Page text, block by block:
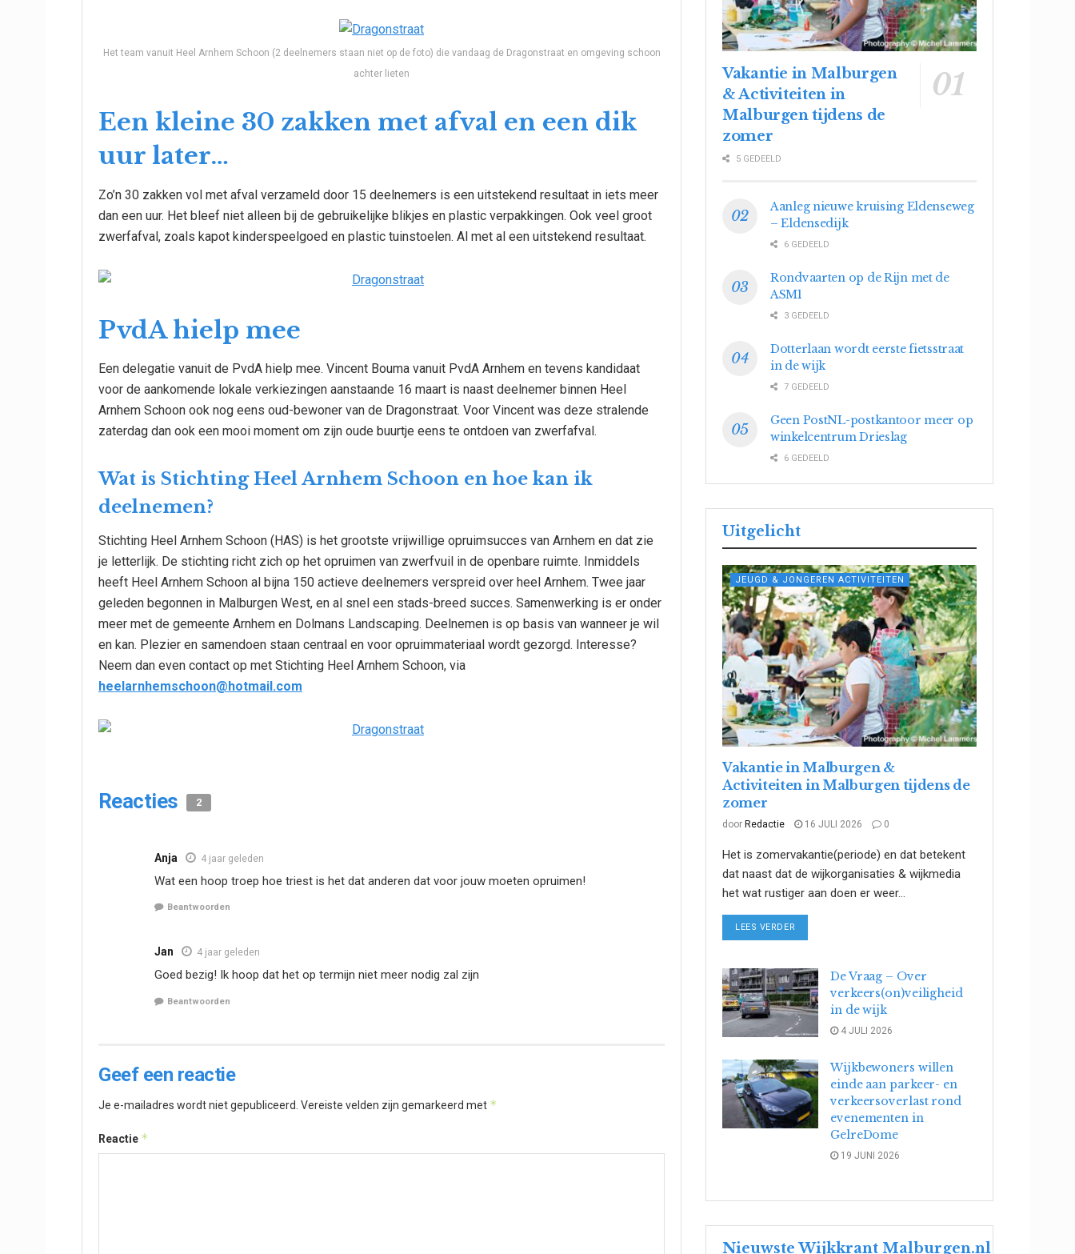
Het team vanuit Heel Arnhem Schoon (2 deelnemers staan niet op de foto) die vandaag de Dragonstraat en omgeving schoon
achter lieten
Een kleine 30 zakken met afval en een dik
uur later…
Zo’n 30 zakken vol met afval verzameld door 15 deelnemers is een uitstekend resultaat in iets meer
dan een uur. Het bleef niet alleen bij de gebruikelijke blikjes en plastic verpakkingen. Ook veel groot
zwerfafval, zoals kapot kinderspeelgoed en plastic tuinstoelen. Al met al een uitstekend resultaat.
PvdA hielp mee
Een delegatie vanuit de PvdA hielp mee. Vincent Bouma vanuit PvdA Arnhem en tevens kandidaat
voor de aankomende lokale verkiezingen aanstaande 16 maart is naast deelnemer binnen Heel
Arnhem Schoon ook nog eens oud-bewoner van de Dragonstraat. Voor Vincent was deze stralende
zaterdag dan ook een mooi moment om zijn oude buurtje eens te ontdoen van zwerfafval.
Wat is Stichting Heel Arnhem Schoon en hoe kan ik
deelnemen?
Stichting Heel Arnhem Schoon (HAS) is het grootste vrijwillige opruimsucces van Arnhem en dat zie
je letterlijk. De stichting richt zich op het opruimen van zwerfvuil in de openbare ruimte. Inmiddels
heeft Heel Arnhem Schoon al bijna 150 actieve deelnemers verspreid over heel Arnhem. Twee jaar
geleden begonnen in Malburgen West, en al snel een stads-breed succes. Samenwerking is er onder
meer met de gemeente Arnhem en Dolmans Landscaping. Deelnemen is op basis van wanneer je wil
en kan. Plezier en samendoen staan centraal en voor opruimmateriaal wordt gezorgd. Interesse?
Neem dan even contact op met Stichting Heel Arnhem Schoon, via
heelarnhemschoon@hotmail.com
Reacties 2
Anja 4 jaar geleden
Wat een hoop troep hoe triest is het dat anderen dat voor jouw moeten opruimen!
Beantwoorden
Jan 4 jaar geleden
Goed bezig! Ik hoop dat het op termijn niet meer nodig zal zijn
Beantwoorden
Geef een reactie
Je e-mailadres wordt niet gepubliceerd. Vereiste velden zijn gemarkeerd met *
Reactie *
Vakantie in Malburgen
& Activiteiten in
Malburgen tijdens de
zomer
5 GEDEELD
Aanleg nieuwe kruising Eldenseweg
– Eldensedijk
6 GEDEELD
Rondvaarten op de Rijn met de
ASM1
3 GEDEELD
Dotterlaan wordt eerste fietsstraat
in de wijk
7 GEDEELD
Geen PostNL-postkantoor meer op
winkelcentrum Drieslag
6 GEDEELD
Uitgelicht
JEUGD & JONGEREN ACTIVITEITEN
Vakantie in Malburgen &
Activiteiten in Malburgen tijdens de
zomer
door Redactie 16 JULI 2026 0
Het is zomervakantie(periode) en dat betekent
dat naast dat de wijkorganisaties & wijkmedia
het wat rustiger aan doen er weer...
LEES VERDER
De Vraag – Over
verkeers(on)veiligheid
in de wijk
4 JULI 2026
Wijkbewoners willen
einde aan parkeer- en
verkeersoverlast rond
evenementen in
GelreDome
19 JUNI 2026
Nieuwste Wijkkrant Malburgen.nl